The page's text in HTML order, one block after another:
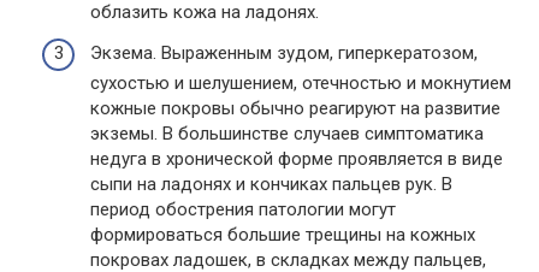
облазить кожа на ладонях.
Экзема. Выраженным зудом, гиперкератозом,
сухостью и шелушением, отечностью и мокнутием
кожные покровы обычно реагируют на развитие
экземы. В большинстве случаев симптоматика
недуга в хронической форме проявляется в виде
сыпи на ладонях и кончиках пальцев рук. В
период обострения патологии могут
формироваться большие трещины на кожных
покровах ладошек, в складках между пальцев,